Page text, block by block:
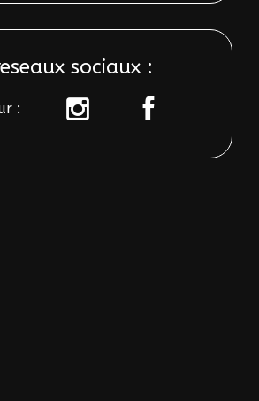
sociaux :
:
instagramFacebook